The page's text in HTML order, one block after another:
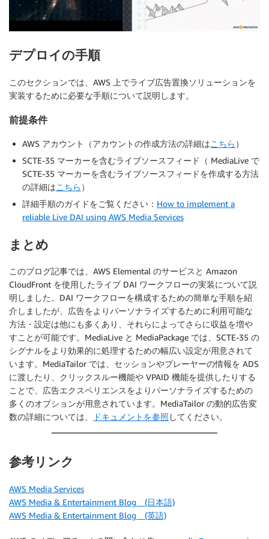
デプロイの手順
このセクションでは、AWS 上でライブ広告置換ソリューションを
実装するために必要な手順について説明します。
前提条件
AWS アカウント（アカウントの作成方法の詳細はこちら ）
SCTE-35 マーカーを含むライブソースフィード（ MediaLive で
SCTE-35 マーカーを含むライブソースフィードを作成する方法
の詳細はこちら ）
詳細手順のガイドをご覧ください： How to implement a
reliable Live DAI using AWS Media Services
まとめ
このブログ記事では、AWS Elemental のサービスと Amazon
CloudFront を使用したライブ DAI ワークフローの実装について説
明しました。DAI ワークフローを構成するための簡単な手順を紹
介しましたが、広告をよりパーソナライズするために利用可能な
方法・設定は他にも多くあり、それらによってさらに収益を増や
すことが可能です。MediaLive と MediaPackage では、SCTE-35 の
シグナルをより効果的に処理するための幅広い設定が用意されて
います。MediaTailor では、セッションやプレーヤーの情報を ADS
に渡したり、クリックスルー機能や VPAID 機能を提供したりする
ことで、広告エクスペリエンスをよりパーソナライズするための
多くのオプションが用意されています。MediaTailor の動的広告変
数の詳細については、
ドキュメントを参照 してください。
参考リンク
AWS Media Services
AWS Media & Entertainment Blog (日本語)
AWS Media & Entertainment Blog (英語)